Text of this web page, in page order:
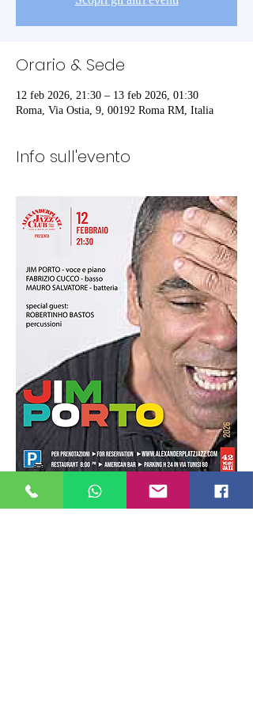
Orario & Sede
12 feb 2026, 21:30 – 13 feb 2026, 01:30
Roma, Via Ostia, 9, 00192 Roma RM, Italia
Info sull'evento
Mostra di più